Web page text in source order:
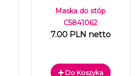
Maska do stóp
C5841062
7.00 PLN netto
Do Koszyka